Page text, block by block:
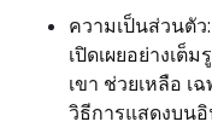
ความเป็นส่วนตั
เปิดเผยอย่างเต็
เขา ช่วยเหลือ เ
วิธีการแสดงบนอิ